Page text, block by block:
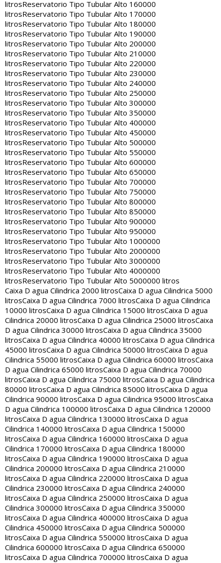
litrosReservatorio Tipo Tubular Alto 160000
litrosReservatorio Tipo Tubular Alto 170000
litrosReservatorio Tipo Tubular Alto 180000
litrosReservatorio Tipo Tubular Alto 190000
litrosReservatorio Tipo Tubular Alto 200000
litrosReservatorio Tipo Tubular Alto 210000
litrosReservatorio Tipo Tubular Alto 220000
litrosReservatorio Tipo Tubular Alto 230000
litrosReservatorio Tipo Tubular Alto 240000
litrosReservatorio Tipo Tubular Alto 250000
litrosReservatorio Tipo Tubular Alto 300000
litrosReservatorio Tipo Tubular Alto 350000
litrosReservatorio Tipo Tubular Alto 400000
litrosReservatorio Tipo Tubular Alto 450000
litrosReservatorio Tipo Tubular Alto 500000
litrosReservatorio Tipo Tubular Alto 550000
litrosReservatorio Tipo Tubular Alto 600000
litrosReservatorio Tipo Tubular Alto 650000
litrosReservatorio Tipo Tubular Alto 700000
litrosReservatorio Tipo Tubular Alto 750000
litrosReservatorio Tipo Tubular Alto 800000
litrosReservatorio Tipo Tubular Alto 850000
litrosReservatorio Tipo Tubular Alto 900000
litrosReservatorio Tipo Tubular Alto 950000
litrosReservatorio Tipo Tubular Alto 1000000
litrosReservatorio Tipo Tubular Alto 2000000
litrosReservatorio Tipo Tubular Alto 3000000
litrosReservatorio Tipo Tubular Alto 4000000
litrosReservatorio Tipo Tubular Alto 5000000 litros
Caixa D agua Cilindrica 2000 litrosCaixa D agua Cilindrica 5000
litrosCaixa D agua Cilindrica 7000 litrosCaixa D agua Cilindrica
10000 litrosCaixa D agua Cilindrica 15000 litrosCaixa D agua
Cilindrica 20000 litrosCaixa D agua Cilindrica 25000 litrosCaixa
D agua Cilindrica 30000 litrosCaixa D agua Cilindrica 35000
litrosCaixa D agua Cilindrica 40000 litrosCaixa D agua Cilindrica
45000 litrosCaixa D agua Cilindrica 50000 litrosCaixa D agua
Cilindrica 55000 litrosCaixa D agua Cilindrica 60000 litrosCaixa
D agua Cilindrica 65000 litrosCaixa D agua Cilindrica 70000
litrosCaixa D agua Cilindrica 75000 litrosCaixa D agua Cilindrica
80000 litrosCaixa D agua Cilindrica 85000 litrosCaixa D agua
Cilindrica 90000 litrosCaixa D agua Cilindrica 95000 litrosCaixa
D agua Cilindrica 100000 litrosCaixa D agua Cilindrica 120000
litrosCaixa D agua Cilindrica 130000 litrosCaixa D agua
Cilindrica 140000 litrosCaixa D agua Cilindrica 150000
litrosCaixa D agua Cilindrica 160000 litrosCaixa D agua
Cilindrica 170000 litrosCaixa D agua Cilindrica 180000
litrosCaixa D agua Cilindrica 190000 litrosCaixa D agua
Cilindrica 200000 litrosCaixa D agua Cilindrica 210000
litrosCaixa D agua Cilindrica 220000 litrosCaixa D agua
Cilindrica 230000 litrosCaixa D agua Cilindrica 240000
litrosCaixa D agua Cilindrica 250000 litrosCaixa D agua
Cilindrica 300000 litrosCaixa D agua Cilindrica 350000
litrosCaixa D agua Cilindrica 400000 litrosCaixa D agua
Cilindrica 450000 litrosCaixa D agua Cilindrica 500000
litrosCaixa D agua Cilindrica 550000 litrosCaixa D agua
Cilindrica 600000 litrosCaixa D agua Cilindrica 650000
litrosCaixa D agua Cilindrica 700000 litrosCaixa D agua